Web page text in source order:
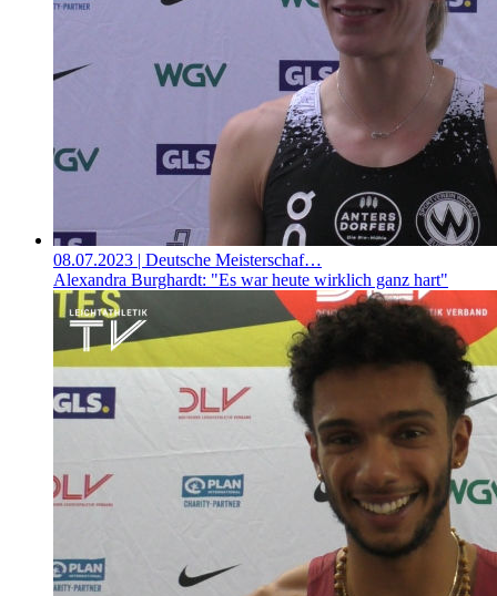
08.07.2023 | Deutsche Meisterschaf…
Alexandra Burghardt: "Es war heute wirklich ganz hart"